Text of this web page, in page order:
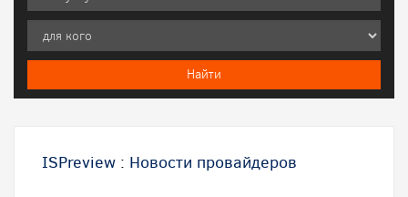
ISPreview : Новости провайдеров